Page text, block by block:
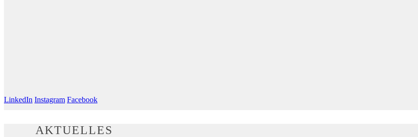
LinkedIn Instagram Facebook
AKTUELLES